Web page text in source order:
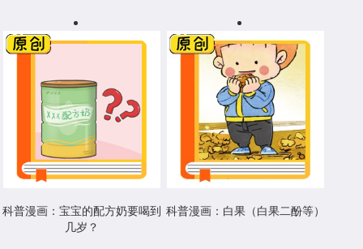
科普漫画：宝宝的配方奶要喝到
几岁？
科普漫画：白果（白果二酚等）